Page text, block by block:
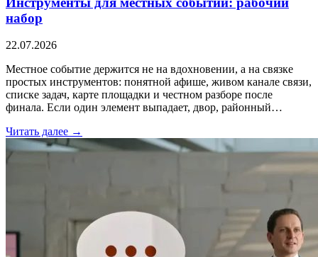
набор
22.07.2026
Местное событие держится не на вдохновении, а на связке
простых инструментов: понятной афише, живом канале связи,
списке задач, карте площадки и честном разборе после
финала. Если один элемент выпадает, двор, районный…
Читать далее →